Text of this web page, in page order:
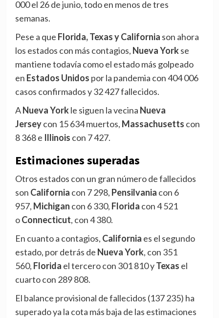
000 el 26 de junio, todo en menos de tres
semanas.
Pese a que Florida, Texas y California son ahora
los estados con más contagios, Nueva Yorkse
mantiene todavía como el estado más golpeado
en Estados Unidos por la pandemia con 404 006
casos confirmados y 32 427 fallecidos.
ANueva Yorkle siguen la vecina Nueva
Jerseycon 15 634 muertos, Massachusetts con
8 368 e Illinois con 7 427.
Estimaciones superadas
Otros estados con un gran número de fallecidos
son California con 7 298, Pensilvania con 6
957, Michigan con 6 330, Florida con 4 521
oConnecticut, con 4 380.
En cuanto a contagios, California es el segundo
estado, por detrás de Nueva York, con 351
560, Florida el tercero con 301 810 yTexas el
cuarto con 289 808.
El balance provisional de fallecidos (137 235) ha
superado ya la cota más baja de las estimaciones